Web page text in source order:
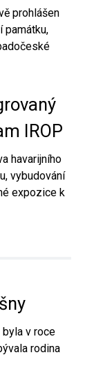
prohlášen
památku,
IROP
havarijního
vybudování
expozice k
byla v roce
rodina